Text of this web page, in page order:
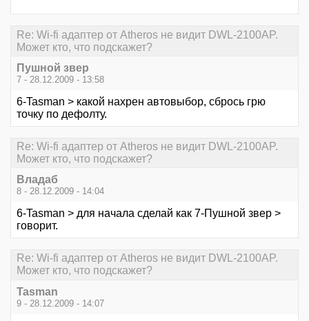
Re: Wi-fi адаптер от Atheros не видит DWL-2100AP.
Может кто, что подскажет?
Пушной звер
7 - 28.12.2009 - 13:58
6-Tasman > какой нахрен автовыбор, сбрось грю
точку по дефолту.
Re: Wi-fi адаптер от Atheros не видит DWL-2100AP.
Может кто, что подскажет?
Владаб
8 - 28.12.2009 - 14:04
6-Tasman > для начала сделай как 7-Пушной звер >
говорит.
Re: Wi-fi адаптер от Atheros не видит DWL-2100AP.
Может кто, что подскажет?
Tasman
9 - 28.12.2009 - 14:07